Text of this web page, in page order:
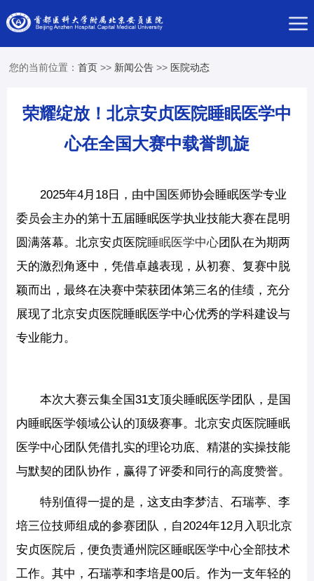
您的当前位置：首页 >> 新闻公告 >> 医院动态
荣耀绽放！北京安贞医院睡眠医学中
心在全国大赛中载誉凯旋
2025年4月18日，由中国医师协会睡眠医学专业
委员会主办的第十五届睡眠医学执业技能大赛在昆明
圆满落幕。北京安贞医院睡眠医学中心团队在为期两
天的激烈角逐中，凭借卓越表现，从初赛、复赛中脱
颖而出，最终在决赛中荣获团体第三名的佳绩，充分
展现了北京安贞医院睡眠医学中心优秀的学科建设与
专业能力。
本次大赛云集全国31支顶尖睡眠医学团队，是国
内睡眠医学领域公认的顶级赛事。北京安贞医院睡眠
医学中心团队凭借扎实的理论功底、精湛的实操技能
与默契的团队协作，赢得了评委和同行的高度赞誉。
特别值得一提的是，这支由李梦洁、石瑞葶、李
培三位技师组成的参赛团队，自2024年12月入职北京
安贞医院后，便负责通州院区睡眠医学中心全部技术
工作。其中，石瑞葶和李培是00后。作为一支年轻的